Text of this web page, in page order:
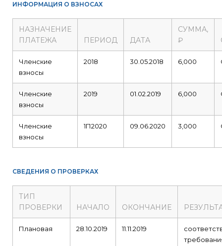
ИНФОРМАЦИЯ О ВЗНОСАХ
НАЗНАЧЕНИЕ
ПЛАТЕЖА
ПЕРИОД ДАТА
СУММА,
₽
Членские
взносы
2018 30.05.2018 6,000
Членские
взносы
2019 01.02.2019 6,000
Членские
взносы
1П2020 09.06.2020 3,000
СВЕДЕНИЯ О ПРОВЕРКАХ
ТИП
ПРОВЕРКИ
НАЧАЛО ОКОНЧАНИЕ
Плановая 28.10.2019 11.11.2019